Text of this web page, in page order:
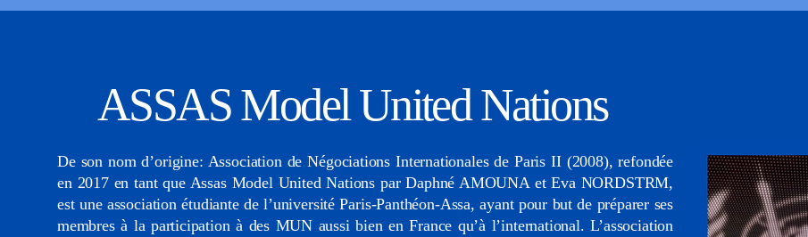
ASSAS Model United Nations
De son nom d’origine: Association de Négociations Internationales de Paris II (2008), refondée
en 2017 en tant que Assas Model United Nations par Daphné AMOUNA et Eva NORDSTRM,
est une association étudiante de l’université Paris-Panthéon-Assa, ayant pour but de préparer ses
membres à la participation à des MUN aussi bien en France qu’à l’international. L’association